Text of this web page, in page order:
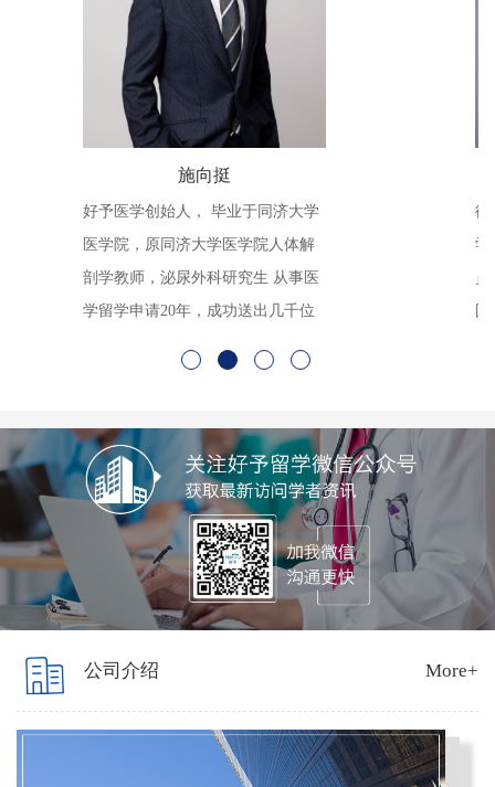
毕业于同济大学临床医学
心内科博士学位。后任职心
治医师。2008年赴美，2009-
在密苏里大学哥伦比亚分校
抗生素的临床前期研究工
为一作或通讯作者在诸多SCI
发表论文20余篇，论文总引
。 2017年至今在张江药谷
学有限公司担任临床新药的
期开发及相关药代/药动实验
好予医学创始人，
医学院，原同济大
剖学教师，泌尿外
公司介绍 More+